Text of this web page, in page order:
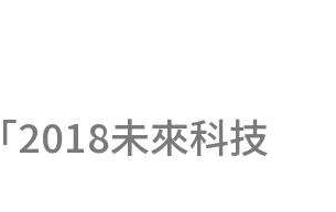
2018未來科技